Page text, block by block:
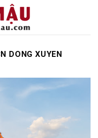
DONG XUYEN